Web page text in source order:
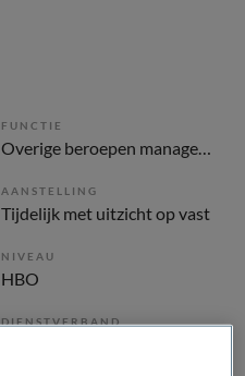
FUNCTIE
Overige beroepen management
AANSTELLING
Tijdelijk met uitzicht op vast
NIVEAU
HBO
DIENSTVERBAND